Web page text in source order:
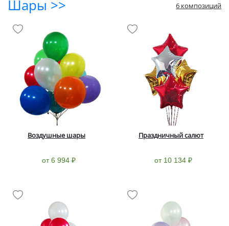
Шары >> 6 композиций
Воздушные шары
от 6 994 ₽
Праздничный салют
от 10 134 ₽